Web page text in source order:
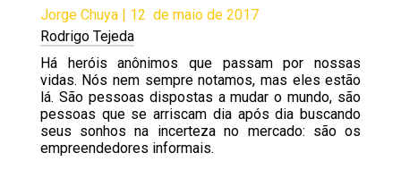
Jorge Chuya | 12 de maio de 2017
Rodrigo Tejeda
Há heróis anônimos que passam por nossas
vidas. Nós nem sempre notamos, mas eles estão
lá. São pessoas dispostas a mudar o mundo, são
pessoas que se arriscam dia após dia buscando
seus sonhos na incerteza no mercado: são os
empreendedores informais.